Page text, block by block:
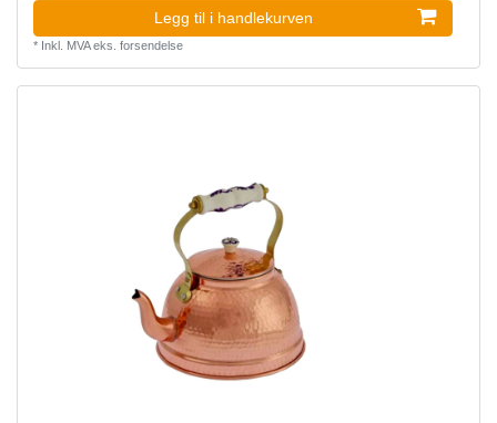
Legg til i handlekurven
* Inkl. MVAeks. forsendelse